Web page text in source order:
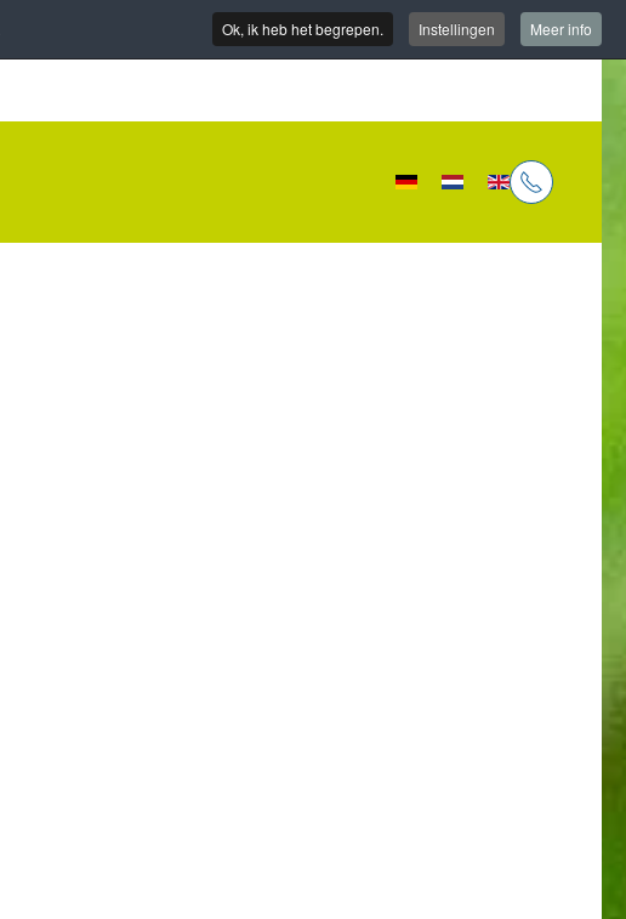
Ok, ik heb het begrepen. Instellingen Meer info